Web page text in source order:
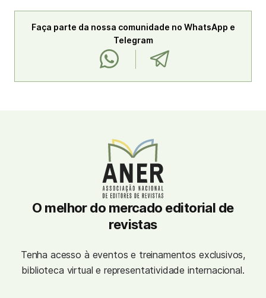
Faça parte da nossa comunidade no WhatsApp e
Telegram
O melhor do mercado editorial de
revistas
Tenha acesso à eventos e treinamentos exclusivos,
biblioteca virtual e representatividade internacional.